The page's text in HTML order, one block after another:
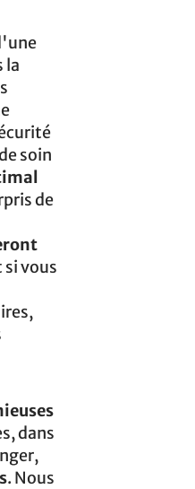
la
soin
de
si vous
dans
. Nous